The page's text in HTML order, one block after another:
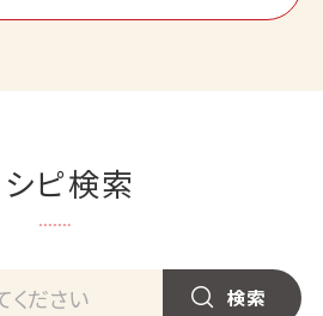
シピ検索